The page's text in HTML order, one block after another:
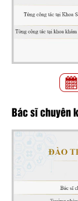
Bác sĩ chuyên